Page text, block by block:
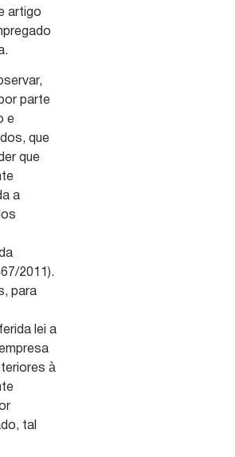
artigo
parte
e
que
que
a
2011).
para
lei a
à
tal